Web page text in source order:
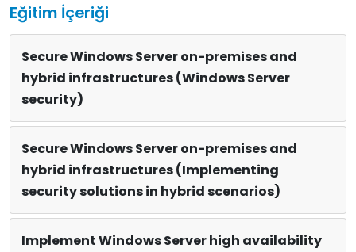
Eğitim İçeriği
Secure Windows Server on-premises and
hybrid infrastructures (Windows Server
security)
Secure Windows Server on-premises and
hybrid infrastructures (Implementing
security solutions in hybrid scenarios)
Implement Windows Server high availability